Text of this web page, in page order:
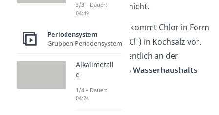
oder in der Ozonschicht.
In unserem Körper kommt Chlor in Form
von Chlorid-Ionen (Cl–) in Kochsalz vor.
Dadurch ist es wesentlich an der
Regulationunseres Wasserhaushalts
3/3 – Dauer:
04:49
Periodensystem
Gruppen Periodensystem
Alkalimetall
e
1/4 – Dauer:
04:24